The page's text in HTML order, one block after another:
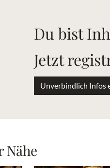
Du bist
Jetzt
Unverbindlich Infos
Nähe